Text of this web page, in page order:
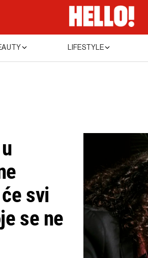
LIFESTYLE
svi
se ne